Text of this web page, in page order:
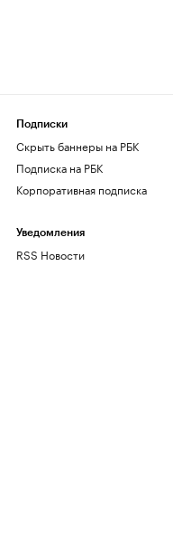
Подписки
Скрыть баннеры на РБК
Подписка на РБК
Корпоративная подписка
Уведомления
RSS Новости